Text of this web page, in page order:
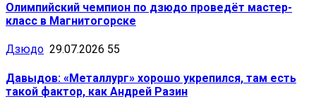
Олимпийский чемпион по дзюдо проведёт мастер-
класс в Магнитогорске
Дзюдо 29.07.2026 55
Давыдов: «Металлург» хорошо укрепился, там есть
такой фактор, как Андрей Разин